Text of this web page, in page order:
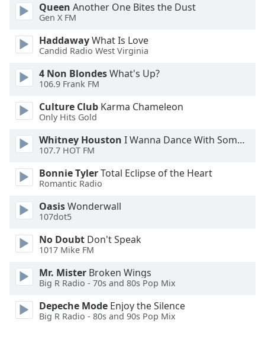
Background
Color
Opacity
Caption
Area
Color
Opacity
Edge
Style
Font
Queen Another One Bites the Dust
Gen X FM
HaddawayWhat Is Love
Candid Radio West Virginia
4 Non BlondesWhat's Up?
106.9 Frank FM
Culture Club Karma Chameleon
Only Hits Gold
Whitney Houston I Wanna Dance With Somebody
107.7 HOT FM
Bonnie TylerTotal Eclipse of the Heart
Romantic Radio
OasisWonderwall
107dot5
No Doubt Don't Speak
1017 Mike FM
Mr. Mister Broken Wings
Big R Radio - 70s and 80s Pop Mix
Depeche Mode Enjoy the Silence
Big R Radio - 80s and 90s Pop Mix